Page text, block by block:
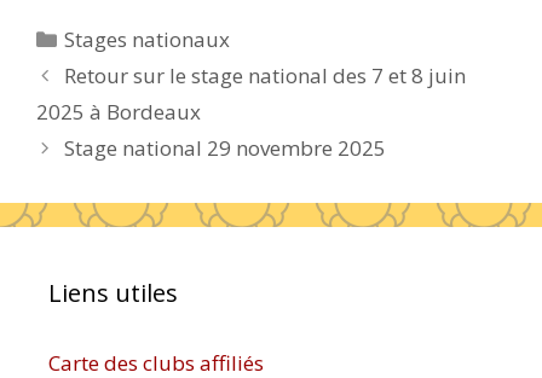
Catégories
Stages nationaux
Retour sur le stage national des 7 et 8 juin
2025 à Bordeaux
Stage national 29 novembre 2025
Liens utiles
Carte des clubs affiliés